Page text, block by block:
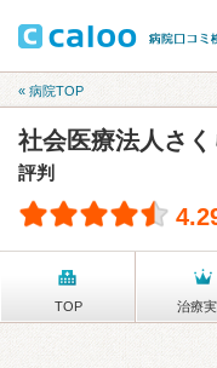
« 病院TOP
社会医療法人さ
評判
TOP 治療